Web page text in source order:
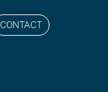
CONTACT